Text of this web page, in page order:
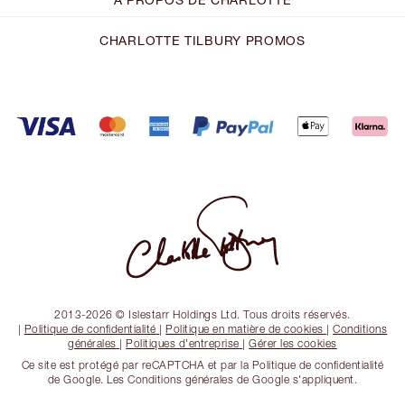
CHARLOTTE TILBURY PROMOS
2013-2026 © Islestarr Holdings Ltd. Tous droits réservés.
| Politique de confidentialité |Politique en matière de cookies |Conditions
générales |Politiques d'entreprise |Gérer les cookies
Ce site est protégé par reCAPTCHA et par la Politique de confidentialité
de Google. Les Conditions générales de Google s'appliquent.